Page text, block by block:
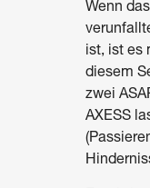
Wenn
ist, ist es
diesem
zwei
AXESS